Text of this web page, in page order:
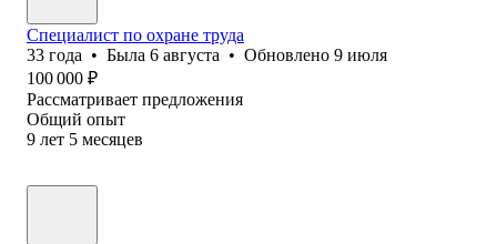
Специалист по охране труда
33 года • Была 6 августа • Обновлено 9 июля
100 000 ₽
Рассматривает предложения
Общий опыт
9 лет 5 месяцев